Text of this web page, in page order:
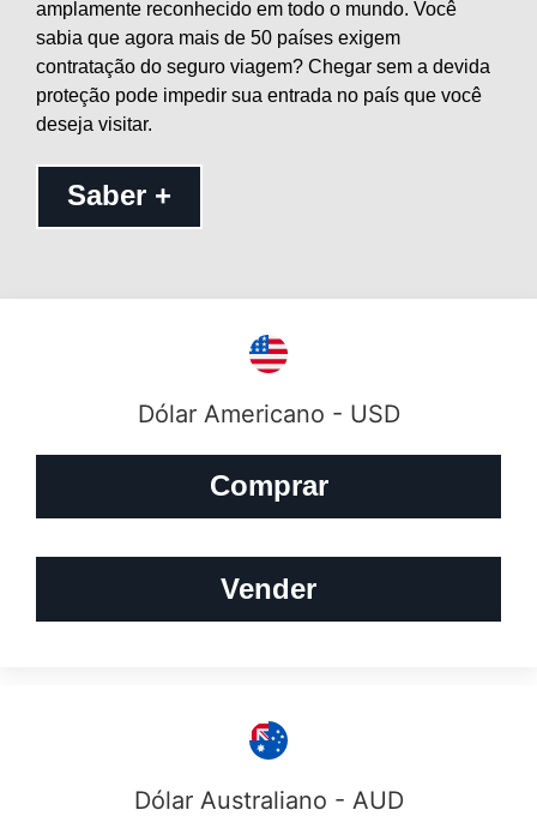
amplamente reconhecido em todo o mundo. Você
sabia que agora mais de 50 países exigem
contratação do seguro viagem? Chegar sem a devida
proteção pode impedir sua entrada no país que você
deseja visitar.
Saber +
Dólar Americano - USD
Comprar
Vender
Dólar Australiano - AUD